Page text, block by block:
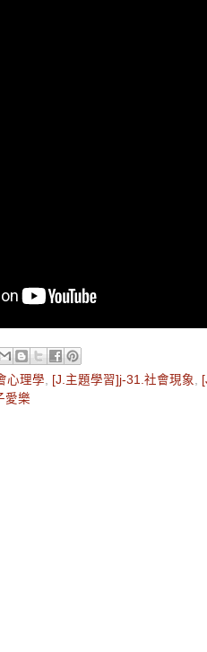
心理學, [J.主題學習]j-31.社會現象 ,
愛樂